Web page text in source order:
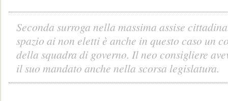
Seconda surroga nella massima assise
spazio ai non eletti è anche in questo caso un
della squadra di governo. Il neo consigliere
il suo mandato anche nella scorsa legislatura.